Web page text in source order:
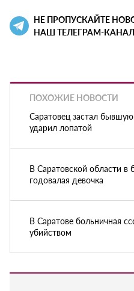
НЕ ПРОПУСКАЙТЕ
НАШ ТЕЛЕГРАМ-КАНАЛ
ПОХОЖИЕ НОВОСТИ
Саратовец застал
ударил лопатой
В Саратовской области в
годовалая девочка
В Саратове больничная
убийством